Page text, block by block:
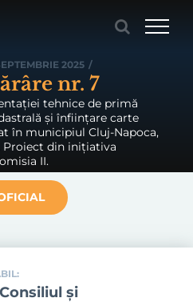
2025 /
nr. 7
tehnice de primă
și înființare carte
în municipiul Cluj-Napoca,
Proiect din inițiativa
II.
şi